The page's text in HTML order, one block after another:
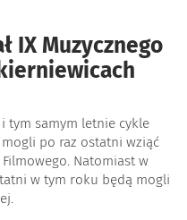
IX Muzycznego
tym samym letnie cykle
po raz ostatni wziąć
Natomiast w
w tym roku będą mogli